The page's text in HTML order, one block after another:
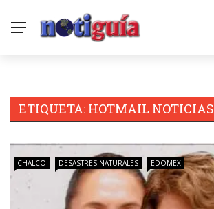
ETIQUETA: HOTMAIL NOTICIAS
CHALCO DESASTRES NATURALES EDOMEX